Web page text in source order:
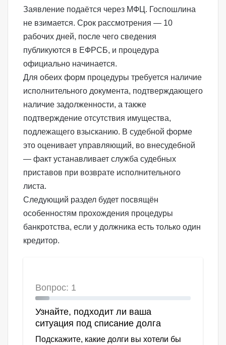
Заявление подаётся через МФЦ . Госпошлина
не взимается. Срок рассмотрения — 10
рабочих дней, после чего сведения
публикуются в ЕФРСБ, и процедура
официально начинается.
Для обеих форм процедуры требуется наличие
исполнительного документа, подтверждающего
наличие задолженности, а также
подтверждение отсутствия имущества,
подлежащего взысканию. В судебной форме
это оценивает управляющий, во внесудебной
— факт устанавливает служба судебных
приставов при возврате исполнительного
листа.
Следующий раздел будет посвящён
особенностям прохождения процедуры
банкротства, если у должника есть только один
кредитор.